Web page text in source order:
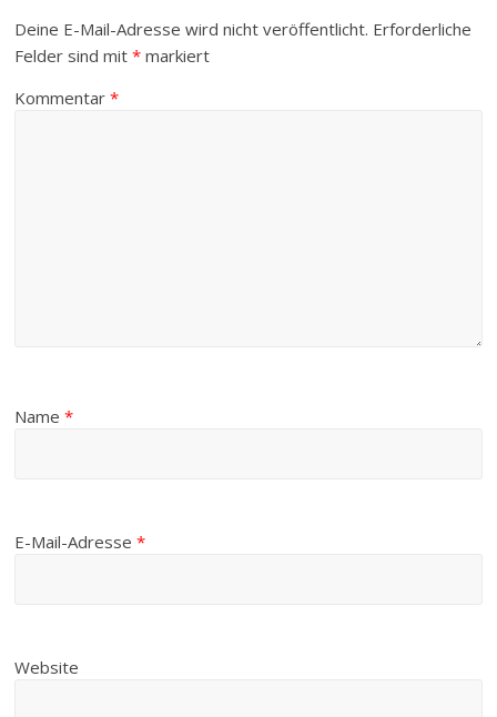
Deine E-Mail-Adresse wird nicht veröffentlicht. Erforderliche
Felder sind mit* markiert
Kommentar*
Name*
E-Mail-Adresse*
Website